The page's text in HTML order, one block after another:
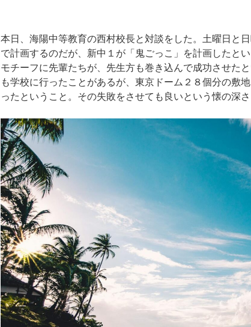
本日、海陽中等教育の西村校長と対談をした。土曜日と
で計画するのだが、新中１が「鬼ごっこ」を計画したと
モチーフに先輩たちが、先生方も巻き込んで成功させた
も学校に行ったことがあるが、東京ドーム２８個分の敷
ったということ。その失敗をさせても良いという懐の深